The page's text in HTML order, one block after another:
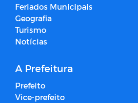
Feriados Municipais
Geografia
Turismo
Notícias
A Prefeitura
Prefeito
Vice-prefeito